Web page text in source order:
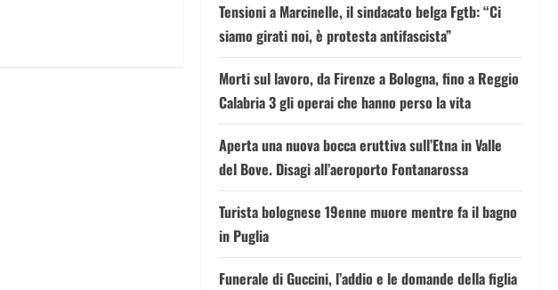
Tensioni a Marcinelle, il sindacato belga Fgtb: “Ci
siamo girati noi, è protesta antifascista”
Morti sul lavoro, da Firenze a Bologna, fino a Reggio
Calabria 3 gli operai che hanno perso la vita
Aperta una nuova bocca eruttiva sull’Etna in Valle
del Bove. Disagi all’aeroporto Fontanarossa
Turista bolognese 19enne muore mentre fa il bagno
in Puglia
Funerale di Guccini, l’addio e le domande della figlia